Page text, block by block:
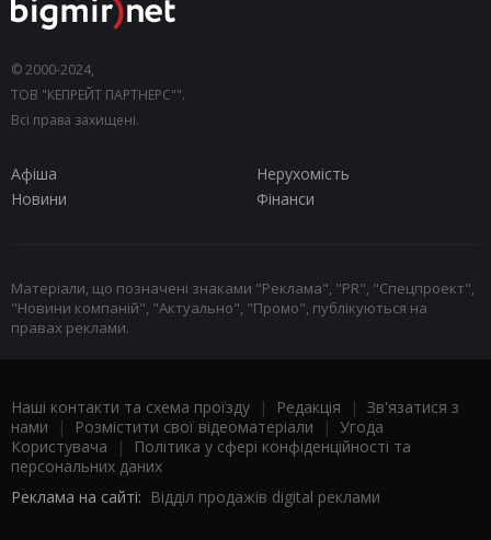
© 2000-2024,
ТОВ "КЕПРЕЙТ ПАРТНЕРС"".
Всі права захищені.
Афіша
Нерухомість
Новини
Фінанси
Матеріали, що позначені знаками "Реклама", "PR", "Спецпроект",
"Новини компаній", "Актуально", "Промо", публікуються на
правах реклами.
Наші контакти та схема проїзду | Редакція | Зв'язатися з
нами | Розмістити свої відеоматеріали | Угода
Користувача |
Політика у сфері конфіденційності та
персональних даних
Реклама на сайті: Відділ продажів digital реклами